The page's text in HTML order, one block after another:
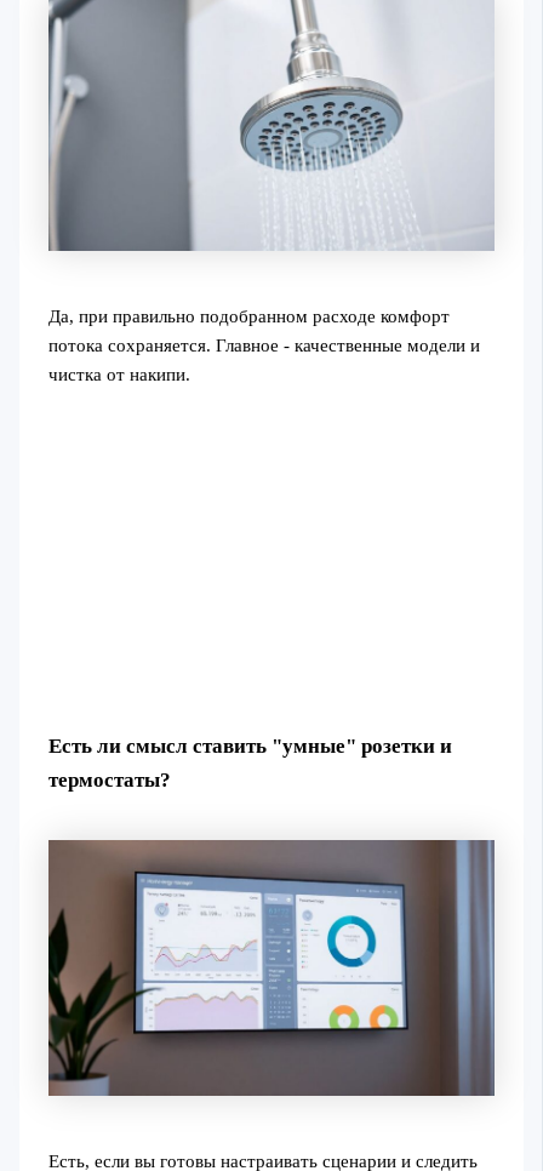
Да, при правильно подобранном расходе комфорт
потока сохраняется. Главное - качественные модели и
чистка от накипи.
Есть ли смысл ставить "умные" розетки и
термостаты?
Есть, если вы готовы настраивать сценарии и следить